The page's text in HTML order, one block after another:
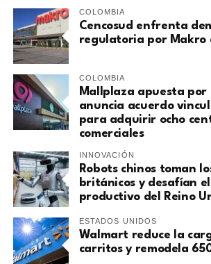
COLOMBIA
Cencosud enfrenta
regulatoria por Makro
COLOMBIA
Mallplaza apuesta por
anuncia acuerdo
para adquirir ocho
comerciales
INNOVACIÓN
Robots chinos toman
británicos y desafían
productivo del Reino
ESTADOS UNIDOS
Walmart reduce la
carritos y remodela